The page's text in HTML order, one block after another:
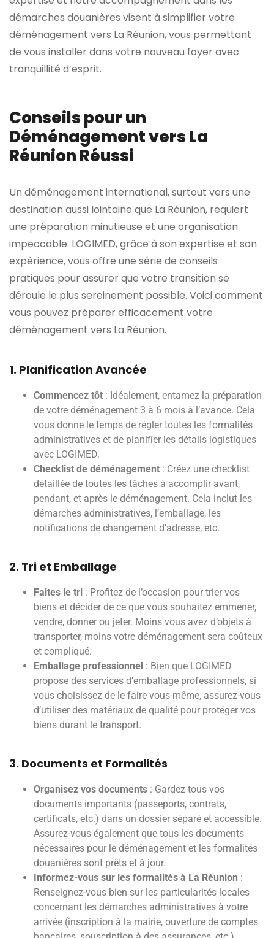
démarches douanières visent à simplifier votre
déménagement vers La Réunion, vous permettant
de vous installer dans votre nouveau foyer avec
tranquillité d’esprit.
Conseils pour un
Déménagement vers La
Réunion Réussi
Un déménagement international, surtout vers une
destination aussi lointaine que La Réunion, requiert
une préparation minutieuse et une organisation
impeccable. LOGIMED, grâce à son expertise et son
expérience, vous offre une série de conseils
pratiques pour assurer que votre transition se
déroule le plus sereinement possible. Voici comment
vous pouvez préparer efficacement votre
déménagement vers La Réunion.
1. Planification Avancée
Commencez tôt : Idéalement, entamez la préparation
de votre déménagement 3 à 6 mois à l’avance. Cela
vous donne le temps de régler toutes les formalités
administratives et de planifier les détails logistiques
avec LOGIMED.
Checklist de déménagement : Créez une checklist
détaillée de toutes les tâches à accomplir avant,
pendant, et après le déménagement. Cela inclut les
démarches administratives, l’emballage, les
notifications de changement d’adresse, etc.
2. Tri et Emballage
Faites le tri : Profitez de l’occasion pour trier vos
biens et décider de ce que vous souhaitez emmener,
vendre, donner ou jeter. Moins vous avez d’objets à
transporter, moins votre déménagement sera coûteux
et compliqué.
Emballage professionnel : Bien que LOGIMED
propose des services d’emballage professionnels, si
vous choisissez de le faire vous-même, assurez-vous
d’utiliser des matériaux de qualité pour protéger vos
biens durant le transport.
3. Documents et Formalités
Organisez vos documents : Gardez tous vos
documents importants (passeports, contrats,
certificats, etc.) dans un dossier séparé et accessible.
Assurez-vous également que tous les documents
nécessaires pour le déménagement et les formalités
douanières sont prêts et à jour.
Informez-vous sur les formalités à La Réunion :
Renseignez-vous bien sur les particularités locales
concernant les démarches administratives à votre
arrivée (inscription à la mairie, ouverture de comptes